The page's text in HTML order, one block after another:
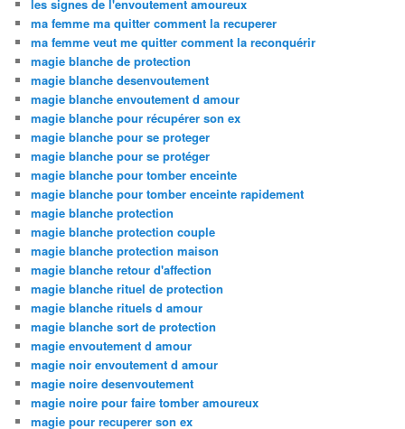
les signes de l'envoutement amoureux
ma femme ma quitter comment la recuperer
ma femme veut me quitter comment la reconquérir
magie blanche de protection
magie blanche desenvoutement
magie blanche envoutement d amour
magie blanche pour récupérer son ex
magie blanche pour se proteger
magie blanche pour se protéger
magie blanche pour tomber enceinte
magie blanche pour tomber enceinte rapidement
magie blanche protection
magie blanche protection couple
magie blanche protection maison
magie blanche retour d'affection
magie blanche rituel de protection
magie blanche rituels d amour
magie blanche sort de protection
magie envoutement d amour
magie noir envoutement d amour
magie noire desenvoutement
magie noire pour faire tomber amoureux
magie pour recuperer son ex